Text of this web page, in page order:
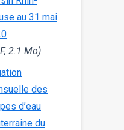
au 31 mai
2.1 Mo)
des
d’eau
du